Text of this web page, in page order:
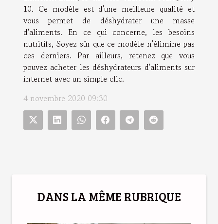
10. Ce modèle est d'une meilleure qualité et
vous permet de déshydrater une masse
d'aliments. En ce qui concerne, les besoins
nutritifs, Soyez sûr que ce modèle n'élimine pas
ces derniers. Par ailleurs, retenez que vous
pouvez acheter les déshydrateurs d'aliments sur
internet avec un simple clic.
4 novembre 2020 09:30
DANS LA MÊME RUBRIQUE